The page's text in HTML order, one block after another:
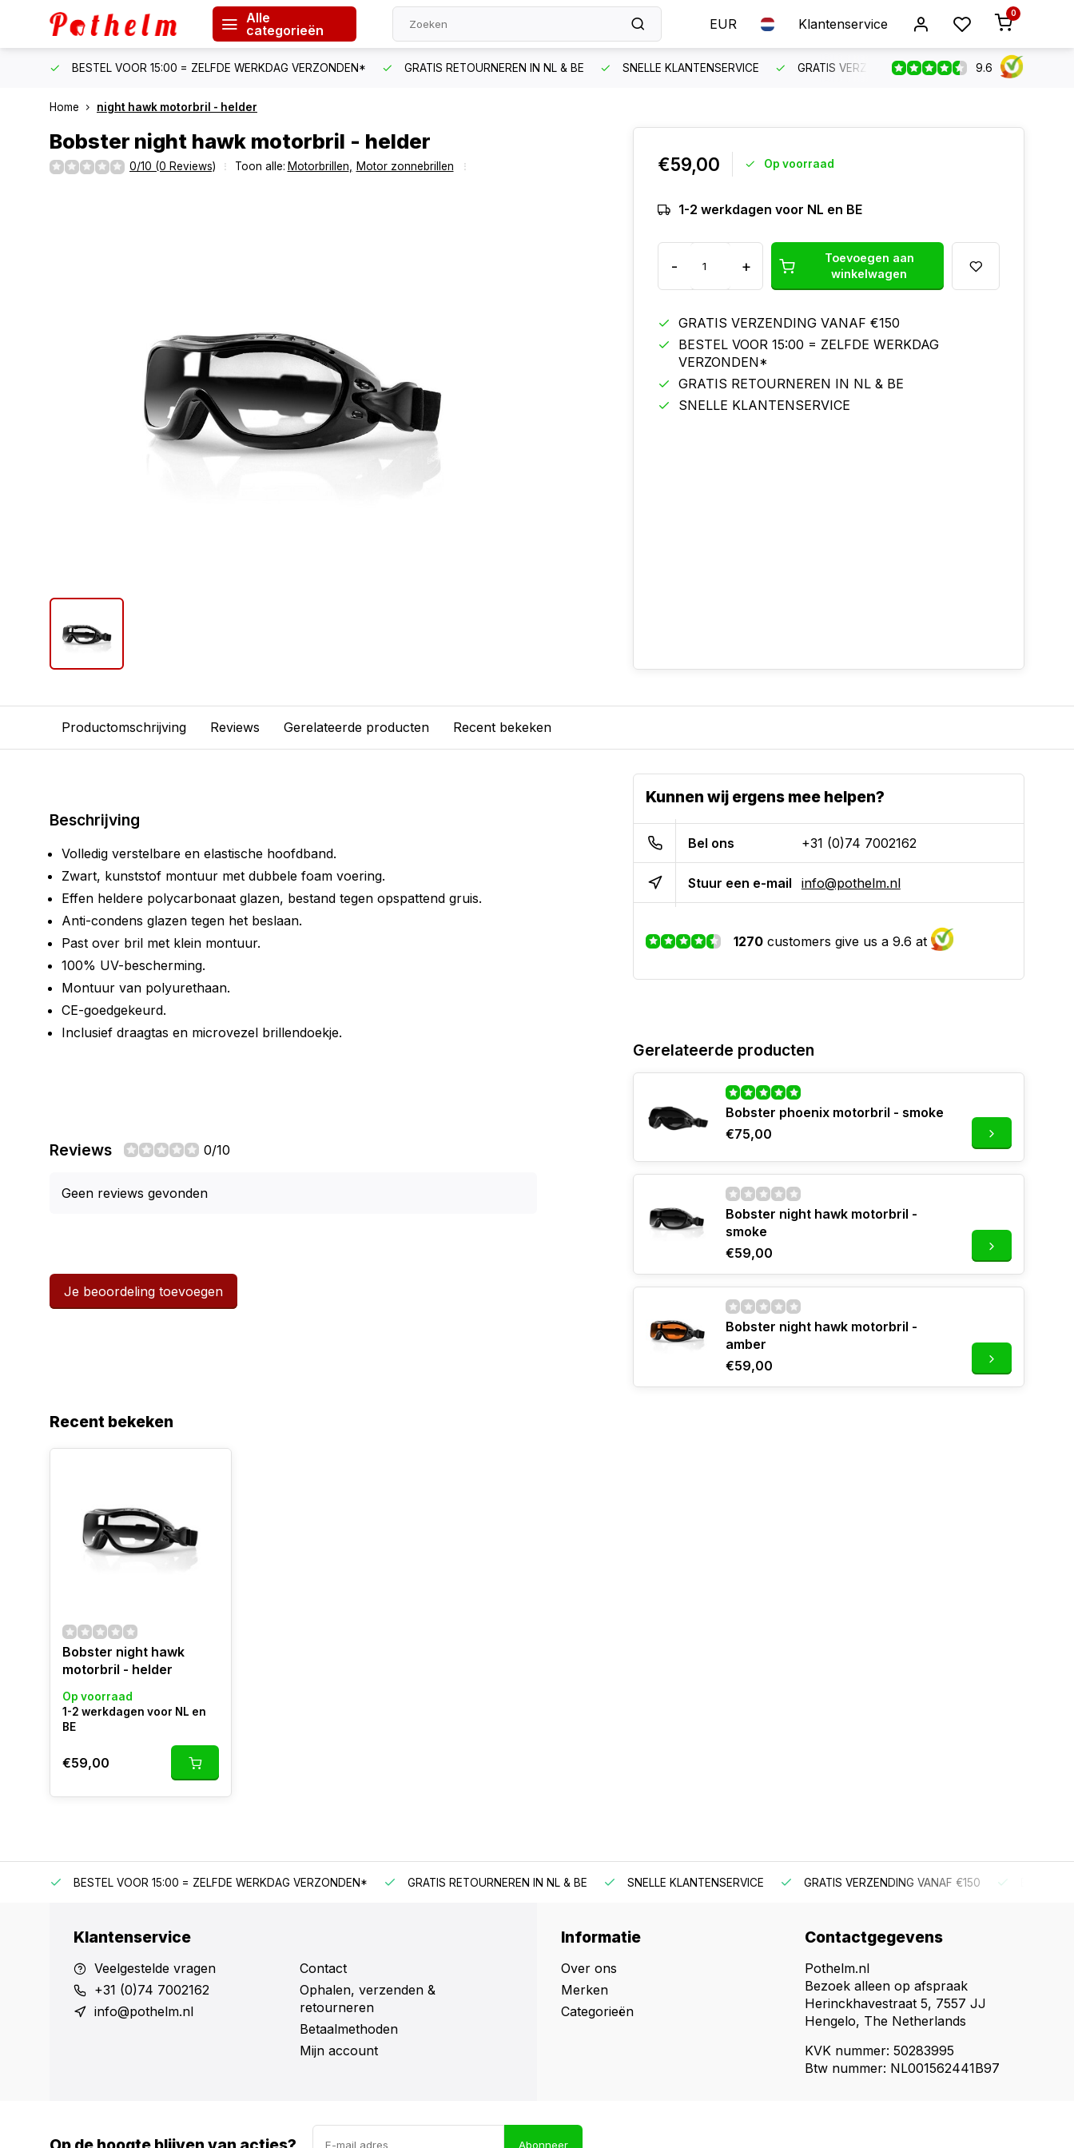
Alle
categorieën
EUR Klantenservice
0
BESTEL VOOR 15:00 = ZELFDE WERKDAG VERZONDEN* GRATIS RETOURNEREN IN NL & BE SNELLE KLANTENSERVICE GRATIS VERZENDING VANAF €150 BESTEL
9.6
Home night hawk motorbril - helder
Bobster night hawk motorbril - helder
0/10 (0 Reviews) Toon alle: Motorbrillen Motor zonnebrillen €59,00 Op voorraad
1-2 werkdagen voor NL en BE
- +
Toevoegen aan
winkelwagen
GRATIS VERZENDING VANAF €150
BESTEL VOOR 15:00 = ZELFDE WERKDAG
VERZONDEN*
GRATIS RETOURNEREN IN NL & BE
SNELLE KLANTENSERVICE
Productomschrijving Reviews Gerelateerde producten Recent bekeken
Beschrijving
Volledig verstelbare en elastische hoofdband.
Zwart, kunststof montuur met dubbele foam voering.
Effen heldere polycarbonaat glazen, bestand tegen opspattend gruis.
Anti-condens glazen tegen het beslaan.
Past over bril met klein montuur.
100% UV-bescherming.
Montuur van polyurethaan.
CE-goedgekeurd.
Inclusief draagtas en microvezel brillendoekje.
Reviews 0/10
Geen reviews gevonden
Je beoordeling toevoegen
Kunnen wij ergens mee helpen?
Bel ons +31 (0)74 7002162
Stuur een e-mail info@pothelm.nl
1270 customers give us a 9.6 at
Gerelateerde producten
Bobster phoenix motorbril - smoke
€75,00
Bobster night hawk motorbril -
smoke
€59,00
Bobster night hawk motorbril -
amber
€59,00
Recent bekeken
Bobster night hawk
motorbril - helder
Op voorraad
1-2 werkdagen voor NL en
BE
€59,00
BESTEL VOOR 15:00 = ZELFDE WERKDAG VERZONDEN* GRATIS RETOURNEREN IN NL & BE SNELLE KLANTENSERVICE GRATIS VERZENDING VANAF €150
Klantenservice
Veelgestelde vragen
+31 (0)74 7002162
info@pothelm.nl
Contact
Ophalen, verzenden &
retourneren
Betaalmethoden
Mijn account
Informatie
Over ons
Merken
Categorieën
Contactgegevens
Pothelm.nl
Bezoek alleen op afspraak
Herinckhavestraat 5, 7557 JJ
Hengelo, The Netherlands
KVK nummer: 50283995
Btw nummer: NL001562441B97
Abonneer